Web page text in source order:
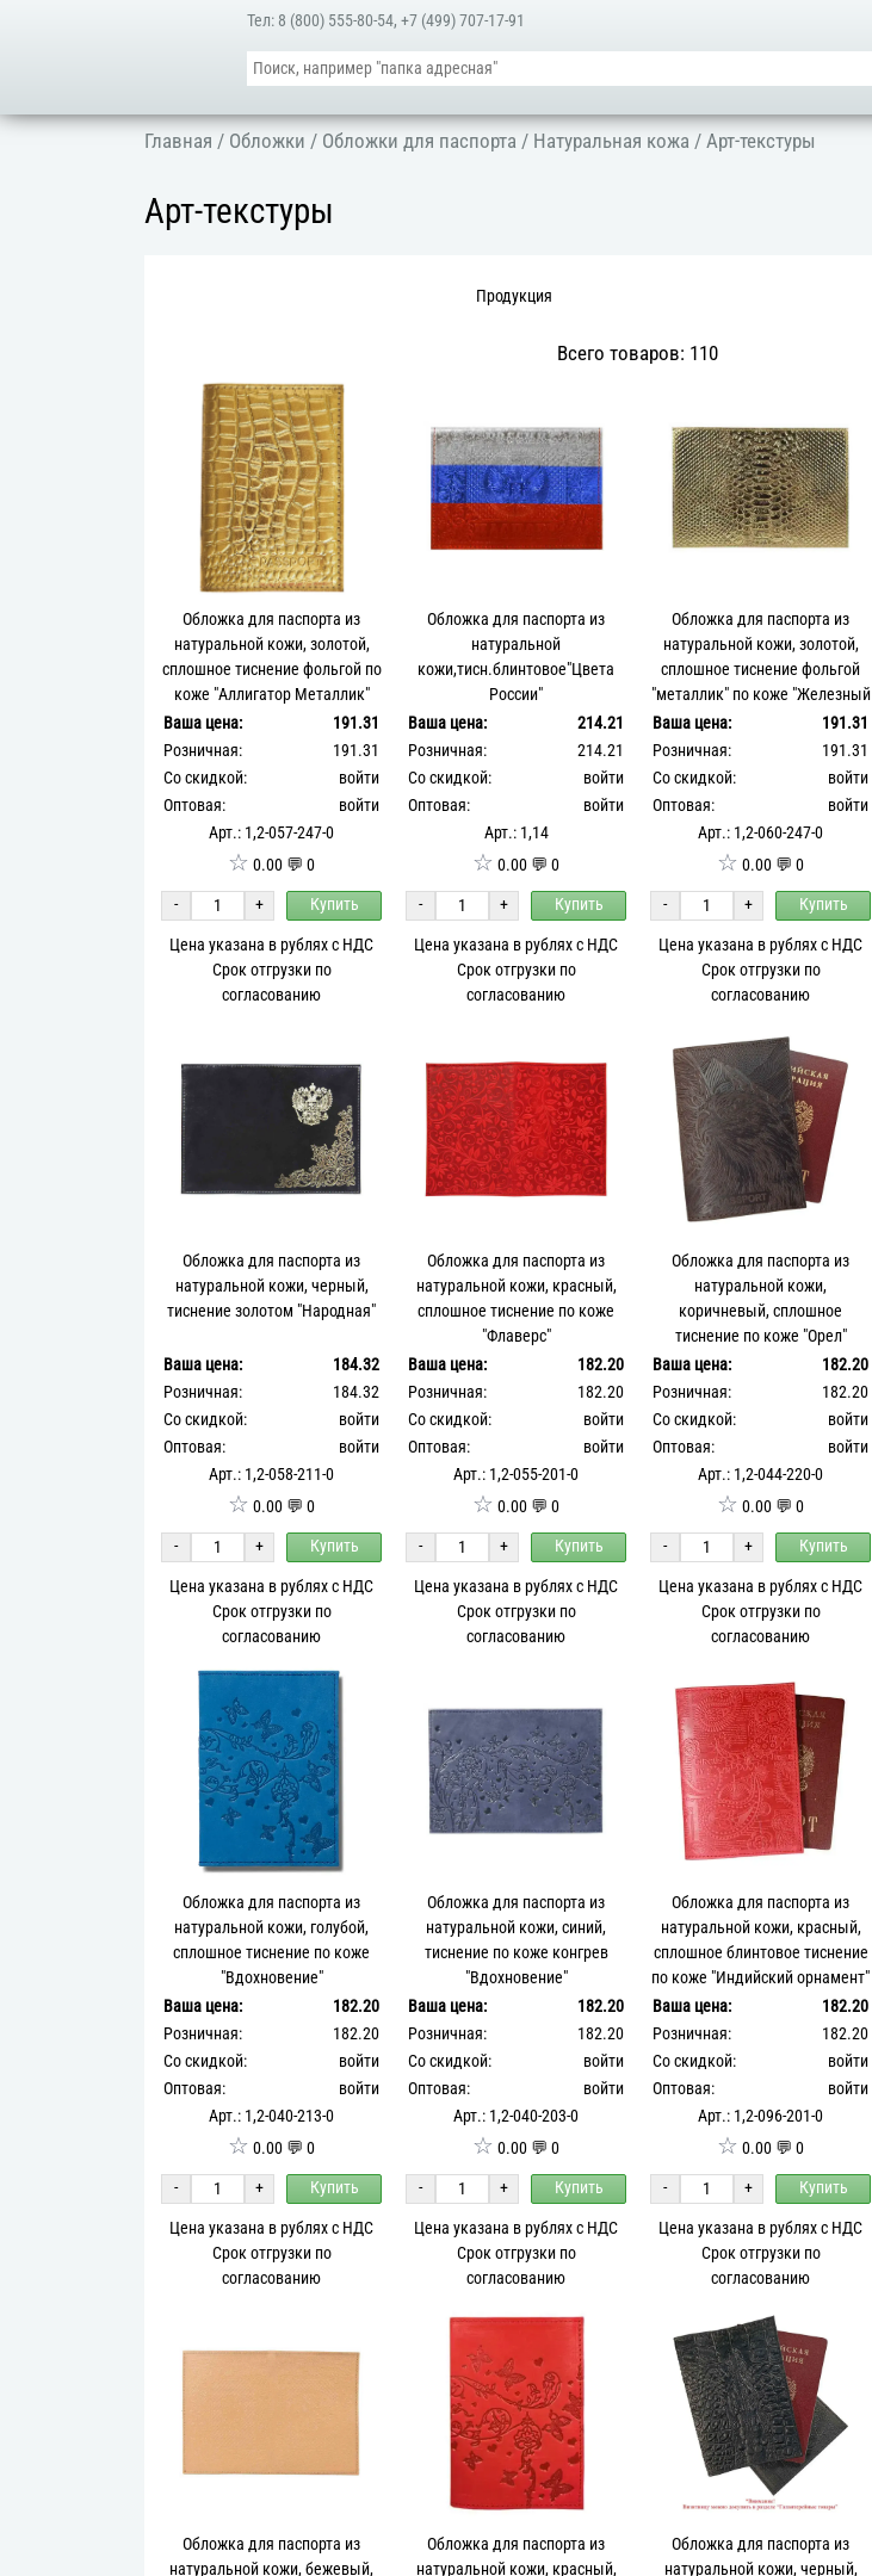
Тел: 8 (800) 555-80-54,+7 (499) 707-17-91
Главная / Обложки / Обложки для паспорта / Натуральная кожа / Арт-текстуры
Арт-текстуры
Продукция
Всего товаров: 110
Обложка для паспорта из
натуральной кожи, золотой,
сплошное тиснение фольгой по
коже "Аллигатор Металлик"
Ваша цена:
191.31
Розничная:
191.31
Со скидкой:
войти
Оптовая:
войти
Арт.: 1,2-057-247-0
☆ 0.00 💬 0
-
+
Купить
Цена указана в рублях с НДС
Срок отгрузки по
согласованию
Обложка для паспорта из
натуральной
кожи,тисн.блинтовое"Цвета
России"
Ваша цена:
214.21
Розничная:
214.21
Со скидкой:
войти
Оптовая:
войти
Арт.: 1,14
☆ 0.00 💬 0
-
+
Купить
Цена указана в рублях с НДС
Срок отгрузки по
согласованию
Обложка для паспорта из
натуральной кожи, золотой,
сплошное тиснение фольгой
"металлик" по коже "Железный
Ваша цена:
191.31
Розничная:
191.31
Со скидкой:
войти
Оптовая:
войти
Арт.: 1,2-060-247-0
☆ 0.00 💬 0
-
+
Купить
Цена указана в рублях с НДС
Срок отгрузки по
согласованию
Обложка для паспорта из
натуральной кожи, черный,
тиснение золотом "Народная"
Ваша цена:
184.32
Розничная:
184.32
Со скидкой:
войти
Оптовая:
войти
Арт.: 1,2-058-211-0
☆ 0.00 💬 0
-
+
Купить
Цена указана в рублях с НДС
Срок отгрузки по
согласованию
Обложка для паспорта из
натуральной кожи, красный,
сплошное тиснение по коже
"Флаверс"
Ваша цена:
182.20
Розничная:
182.20
Со скидкой:
войти
Оптовая:
войти
Арт.: 1,2-055-201-0
☆ 0.00 💬 0
-
+
Купить
Цена указана в рублях с НДС
Срок отгрузки по
согласованию
Обложка для паспорта из
натуральной кожи,
коричневый, сплошное
тиснение по коже "Орел"
Ваша цена:
182.20
Розничная:
182.20
Со скидкой:
войти
Оптовая:
войти
Арт.: 1,2-044-220-0
☆ 0.00 💬 0
-
+
Купить
Цена указана в рублях с НДС
Срок отгрузки по
согласованию
Обложка для паспорта из
натуральной кожи, голубой,
сплошное тиснение по коже
"Вдохновение"
Ваша цена:
182.20
Розничная:
182.20
Со скидкой:
войти
Оптовая:
войти
Арт.: 1,2-040-213-0
☆ 0.00 💬 0
-
+
Купить
Цена указана в рублях с НДС
Срок отгрузки по
согласованию
Обложка для паспорта из
натуральной кожи, синий,
тиснение по коже конгрев
"Вдохновение"
Ваша цена:
182.20
Розничная:
182.20
Со скидкой:
войти
Оптовая:
войти
Арт.: 1,2-040-203-0
☆ 0.00 💬 0
-
+
Купить
Цена указана в рублях с НДС
Срок отгрузки по
согласованию
Обложка для паспорта из
натуральной кожи, красный,
сплошное блинтовое тиснение
по коже "Индийский орнамент"
Ваша цена:
182.20
Розничная:
182.20
Со скидкой:
войти
Оптовая:
войти
Арт.: 1,2-096-201-0
☆ 0.00 💬 0
-
+
Купить
Цена указана в рублях с НДС
Срок отгрузки по
согласованию
Обложка для паспорта из
натуральной кожи, бежевый,
Обложка для паспорта из
натуральной кожи, красный,
Обложка для паспорта из
натуральной кожи, черный,